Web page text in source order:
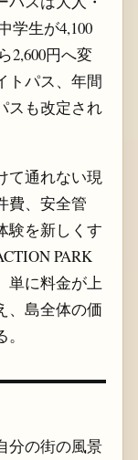
学生が4,100
2,600円へ変
トパス、年間
スも改定され
て通れない現
費、安全管
験を新しくす
PARK
単に料金が上
、島全体の価
分の街の風景